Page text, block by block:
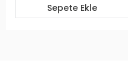
Sepete Ekle